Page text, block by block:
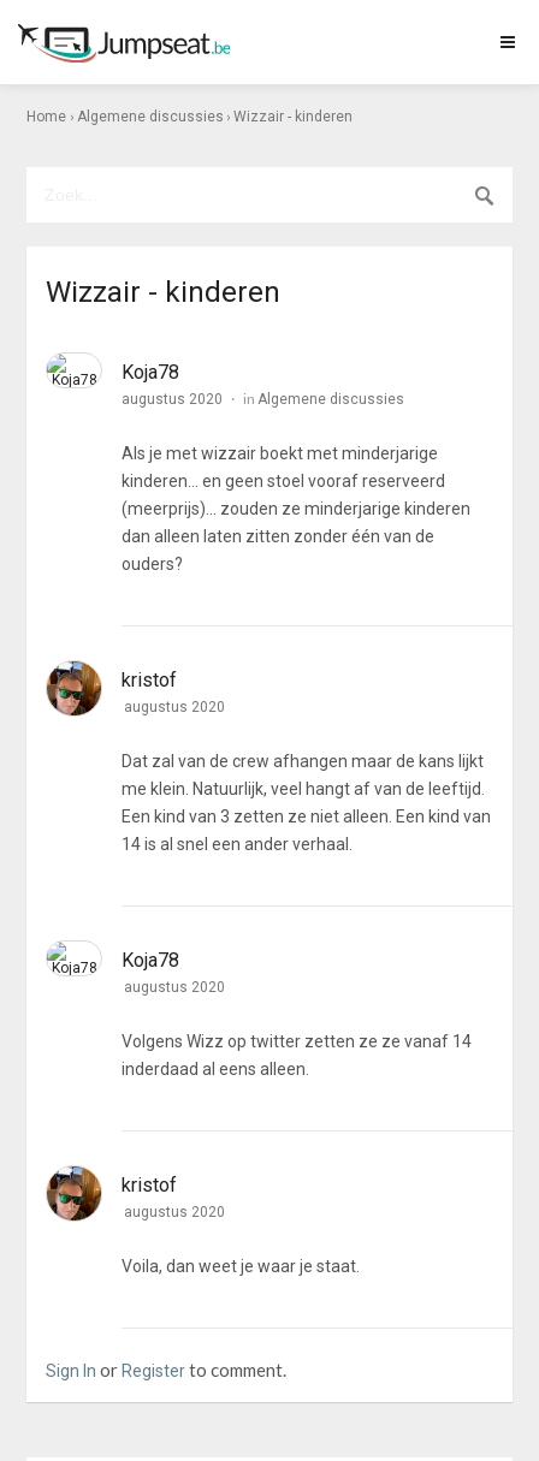
Home › Algemene discussies › Wizzair - kinderen
Wizzair - kinderen
Koja78
augustus 2020 inAlgemene discussies
Als je met wizzair boekt met minderjarige
kinderen... en geen stoel vooraf reserveerd
(meerprijs)... zouden ze minderjarige kinderen
dan alleen laten zitten zonder één van de
ouders?
kristof
augustus 2020
Dat zal van de crew afhangen maar de kans lijkt
me klein. Natuurlijk, veel hangt af van de leeftijd.
Een kind van 3 zetten ze niet alleen. Een kind van
14 is al snel een ander verhaal.
Koja78
augustus 2020
Volgens Wizz op twitter zetten ze ze vanaf 14
inderdaad al eens alleen.
kristof
augustus 2020
Voila, dan weet je waar je staat.
Sign In orRegisterto comment.